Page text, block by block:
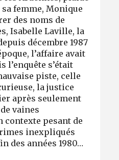
femme, Monique
des noms de
Isabelle Laville, la
décembre 1987
l’affaire avait
l’enquête s’était
piste, celle
la justice
après seulement
vaines
contexte pesant de
inexpliqués
des années 1980…